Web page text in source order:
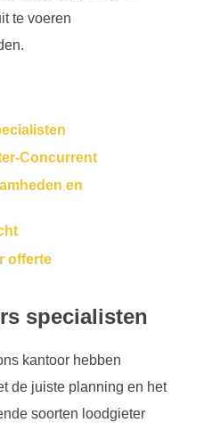
te voeren
Concurrent
en
offerte
specialisten
kantoor hebben
de juiste planning en het
soorten loodgieter